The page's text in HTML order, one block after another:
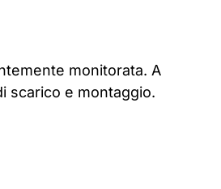
monitorata. A
scarico e montaggio.